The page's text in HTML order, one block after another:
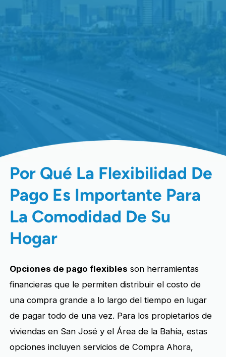
Por Qué La Flexibilidad De
Pago Es Importante Para
La Comodidad De Su
Hogar
Opciones de pago flexibles son herramientas
financieras que le permiten distribuir el costo de
una compra grande a lo largo del tiempo en lugar
de pagar todo de una vez. Para los propietarios de
viviendas en San José y el Área de la Bahía, estas
opciones incluyen servicios de Compra Ahora,